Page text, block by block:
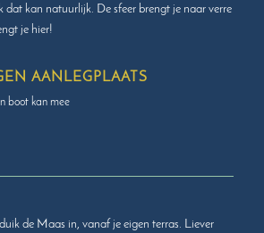
dat kan natuurlijk. De sfeer brengt je naar verre
je hier!
AANLEGPLAATS
boot kan mee
de Maas in, vanaf je eigen terras. Liever